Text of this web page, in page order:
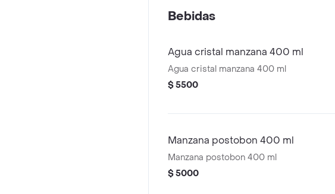
Bebidas
Agua cristal manzana 400 ml
Agua cristal manzana 400 ml
$ 5500
Manzana postobon 400 ml
Manzana postobon 400 ml
$ 5000